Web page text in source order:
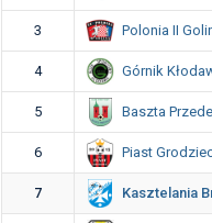
3 Polonia II
4 Górnik
5 Baszta
6 Piast
7 Kasztelania